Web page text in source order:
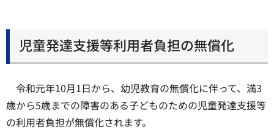
児童発達支援等利用者負担の無償化
令和元年10月1日から、幼児教育の無償化に伴って、満3
歳から5歳までの障害のある子どものための児童発達支援等
の利用者負担が無償化されます。